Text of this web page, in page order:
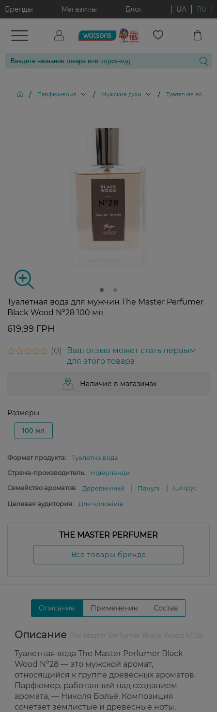
Бренды Магазины Блог UA RU
/ Парфюмерия / Мужские духи / Туалетная вода
Туалетная вода для мужчин The Master Perfumer
Black Wood N°28 100 мл
619,99 ГРН
0
Ваш отзыв может стать первым
для этого товара
Наличие в магазинах
Размеры
100 мл
Формат продукта:
Туалетна вода
Страна-производитель:
Нідерланди
Семейство ароматов:
Деревинний Пачулі Цитрус
Целевая аудитория: Для чоловіків
THE MASTER PERFUMER
Все товары бренда
Описание Применение Состав
Описание
Туалетная вода The Master Perfumer Black
Wood N°28 — это мужской аромат,
относящийся к группе древесных ароматов.
Парфюмер, работавший над созданием
аромата, — Николя Больё. Композиция
сочетает землистые и древесные ноты,